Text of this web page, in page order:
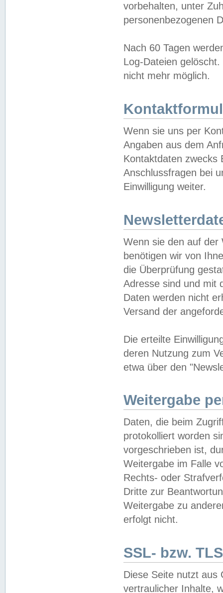
vorbehalten, unter
personenbezogenen
Nach 60 Tagen
Log-Dateien
nicht mehr möglich.
Wenn sie uns per
Angaben aus dem
Kontaktdaten zwecks
Anschlussfragen bei
Einwilligung weiter.
Wenn sie den auf der
benötigen wir von
die Überprüfung
Adresse sind und mit
Daten werden nicht
Versand der
Die erteilte
deren Nutzung zum
etwa über den
Weitergabe
Daten, die beim
protokolliert worden
vorgeschrieben ist,
Weitergabe im Falle
Rechts- oder
Dritte zur
Weitergabe zu
erfolgt nicht.
SSL- bzw.
Diese Seite nutzt aus
vertraulicher Inhalte,